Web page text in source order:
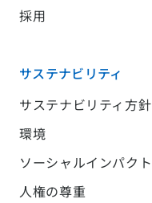
採用
サステナビリティ
サステナビリティ方針
環境
ソーシャルインパクト
人権の尊重